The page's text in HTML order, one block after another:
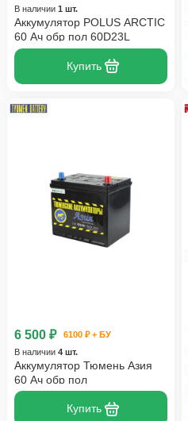
В наличии 1 шт.
Аккумулятор POLUS ARCTIC
60 Ач обр пол 60D23L
Купить
6 500 ₽
6100 ₽ + БУ
В наличии 4 шт.
Аккумулятор Тюмень Азия
60 Ач обр пол
Купить